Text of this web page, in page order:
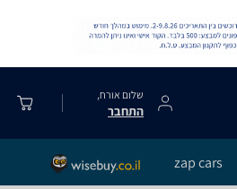
שלום אורח,
התחבר
zap cars